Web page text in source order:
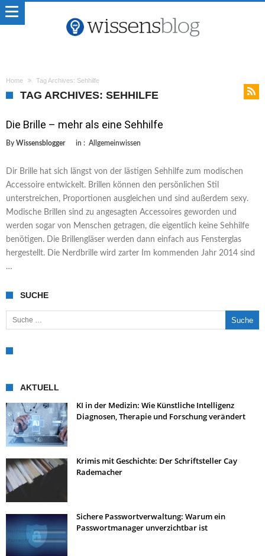
Home Tag Archives: Sehhilfe
TAG ARCHIVES: SEHHILFE
Die Brille – mehr als eine Sehhilfe
By Wissensblogger in : Allgemeinwissen
Dir Brille hat sich längst von der lästigen Sehhilfe zum modischen
Accessoire entwickelt. Brillen können den persönlichen Stil
unterstreichen, Proportionen ausgleichen und sind außerdem sexy.
Modische Brillen sind zu angesagten Accessoires geworden und
werden sogar von Menschen getragen, die eigentlich keine Sehhilfe
benötigen. Die Brillengläser werden dann einfach aus Fensterglas
hergestellt. Die Nerdbrille wird zarter Im kommenden Jahr 2014 sind
…
SUCHE
Suche nach:
AKTUELL
KI in der Medizin: Wie Künstliche Intelligenz
Diagnosen, Therapie und Forschung verändert
Krimis mit Geschichte: Der Schriftsteller Cay
Rademacher
Sichere Passwortverwaltung: Warum ein
Passwortmanager unverzichtbar ist